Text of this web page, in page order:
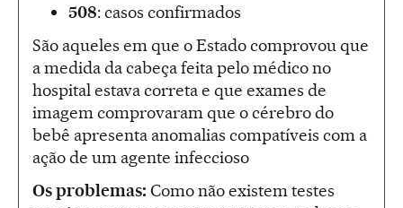
508: casos confirmados
São aqueles em que o Estado comprovou que
a medida da cabeça feita pelo médico no
hospital estava correta e que exames de
imagem comprovaram que o cérebro do
bebê apresenta anomalias compatíveis com a
ação de um agente infeccioso
Os problemas: Como não existem testes